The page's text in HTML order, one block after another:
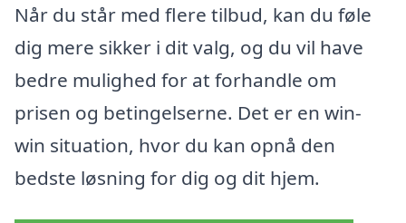
Når du står med flere tilbud, kan du føle
dig mere sikker i dit valg, og du vil have
bedre mulighed for at forhandle om
prisen og betingelserne. Det er en win-
win situation, hvor du kan opnå den
bedste løsning for dig og dit hjem.